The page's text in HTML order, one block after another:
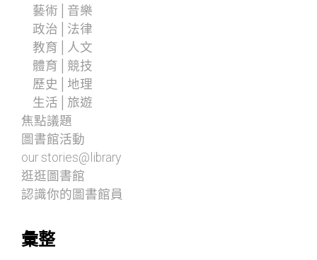
藝術│音樂
政治│法律
教育│人文
體育│競技
歷史│地理
生活│旅遊
焦點議題
圖書館活動
our stories@library
逛逛圖書館
認識你的圖書館員
彙整